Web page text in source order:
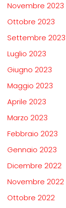
Novembre 2023
Ottobre 2023
Settembre 2023
Luglio 2023
Giugno 2023
Maggio 2023
Aprile 2023
Marzo 2023
Febbraio 2023
Gennaio 2023
Dicembre 2022
Novembre 2022
Ottobre 2022